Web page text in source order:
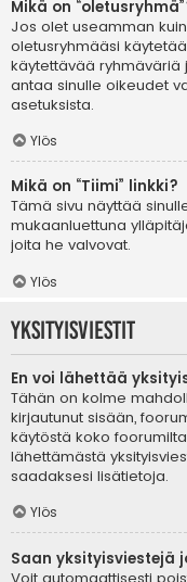
Mikä on
Jos olet useamman
oletusryhmääsi
käytettävää ryhmäväriä
antaa sinulle oikeudet
asetuksista.
Ylös
Mikä on “Tiimi” linkki?
Tämä sivu näyttää
mukaanluettuna
joita he valvovat.
Ylös
Yksityisviestit
En voi lähettää
Tähän on kolme
kirjautunut sisään,
käytöstä koko
lähettämästä
saadaksesi lisätietoja.
Ylös
Saan yksityisviestejä
Voit automaattisesti